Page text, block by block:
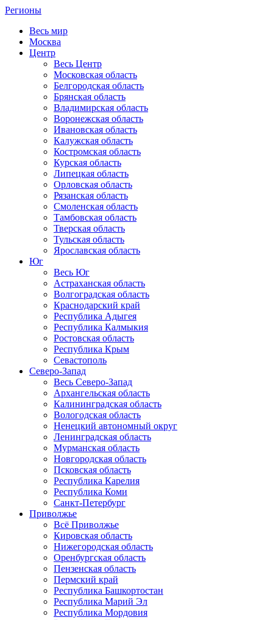
Регионы
Весь мир
Москва
Центр
Весь Центр
Московская область
Белгородская область
Брянская область
Владимирская область
Воронежская область
Ивановская область
Калужская область
Костромская область
Курская область
Липецкая область
Орловская область
Рязанская область
Смоленская область
Тамбовская область
Тверская область
Тульская область
Ярославская область
Юг
Весь Юг
Астраханская область
Волгоградская область
Краснодарский край
Республика Адыгея
Республика Калмыкия
Ростовская область
Республика Крым
Севастополь
Северо-Запад
Весь Северо-Запад
Архангельская область
Калининградская область
Вологодская область
Ненецкий автономный округ
Ленинградская область
Мурманская область
Новгородская область
Псковская область
Республика Карелия
Республика Коми
Санкт-Петербург
Приволжье
Всё Приволжье
Кировская область
Нижегородская область
Оренбургская область
Пензенская область
Пермский край
Республика Башкортостан
Республика Марий Эл
Республика Мордовия